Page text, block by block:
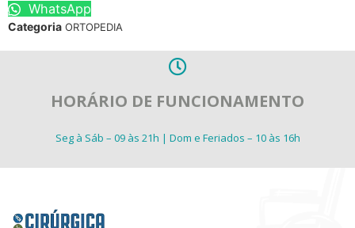
WhatsApp
Categoria ORTOPEDIA
HORÁRIO DE FUNCIONAMENTO
Seg à Sáb – 09 às 21h | Dom e Feriados – 10 às 16h